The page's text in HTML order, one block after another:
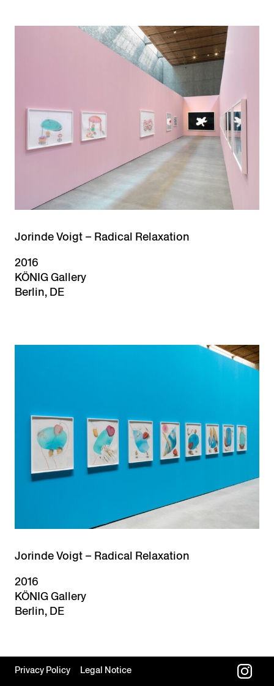
Jorinde Voigt – Radical Relaxation
2016
KÖNIG Gallery
Berlin, DE
Jorinde Voigt – Radical Relaxation
2016
KÖNIG Gallery
Berlin, DE
Privacy Policy
Legal Notice